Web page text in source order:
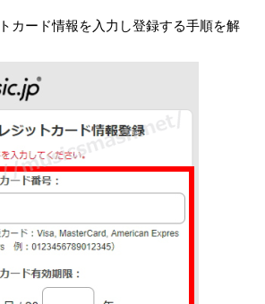
カード情報を入力し登録する手順を解